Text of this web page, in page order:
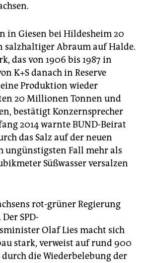
in Giesen bei Hildesheim 20
Abraum auf Halde.
das von 1906 bis 1987 in
K+S danach in Reserve
Produktion wieder
20 Millionen Tonnen und
bestätigt Konzernsprecher
2014 warnte BUND-Beirat
das Salz auf der neuen
ungünstigsten Fall mehr als
Süßwasser versalzen
rot-grüner Regierung
SPD-
Olaf Lies macht sich
stark, verweist auf rund 900
die Wiederbelebung der